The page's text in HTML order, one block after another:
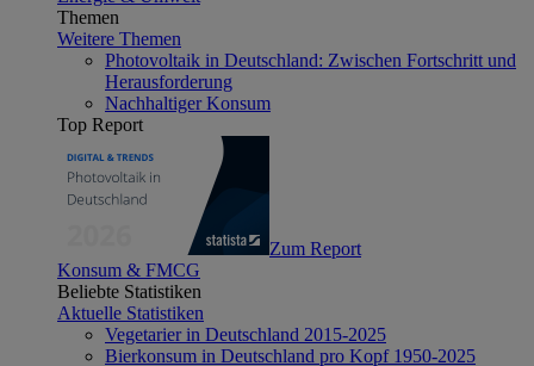
Themen
Weitere Themen
Photovoltaik in Deutschland: Zwischen Fortschritt und
Herausforderung
Nachhaltiger Konsum
Top Report
Zum Report
Konsum & FMCG
Beliebte Statistiken
Aktuelle Statistiken
Vegetarier in Deutschland 2015-2025
Bierkonsum in Deutschland pro Kopf 1950-2025